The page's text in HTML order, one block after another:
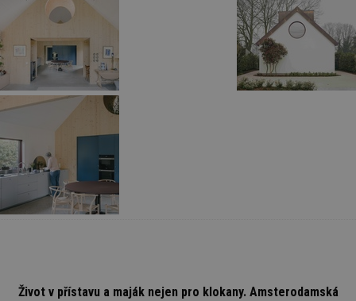
Život v přístavu a maják nejen pro klokany. Amsterodamská